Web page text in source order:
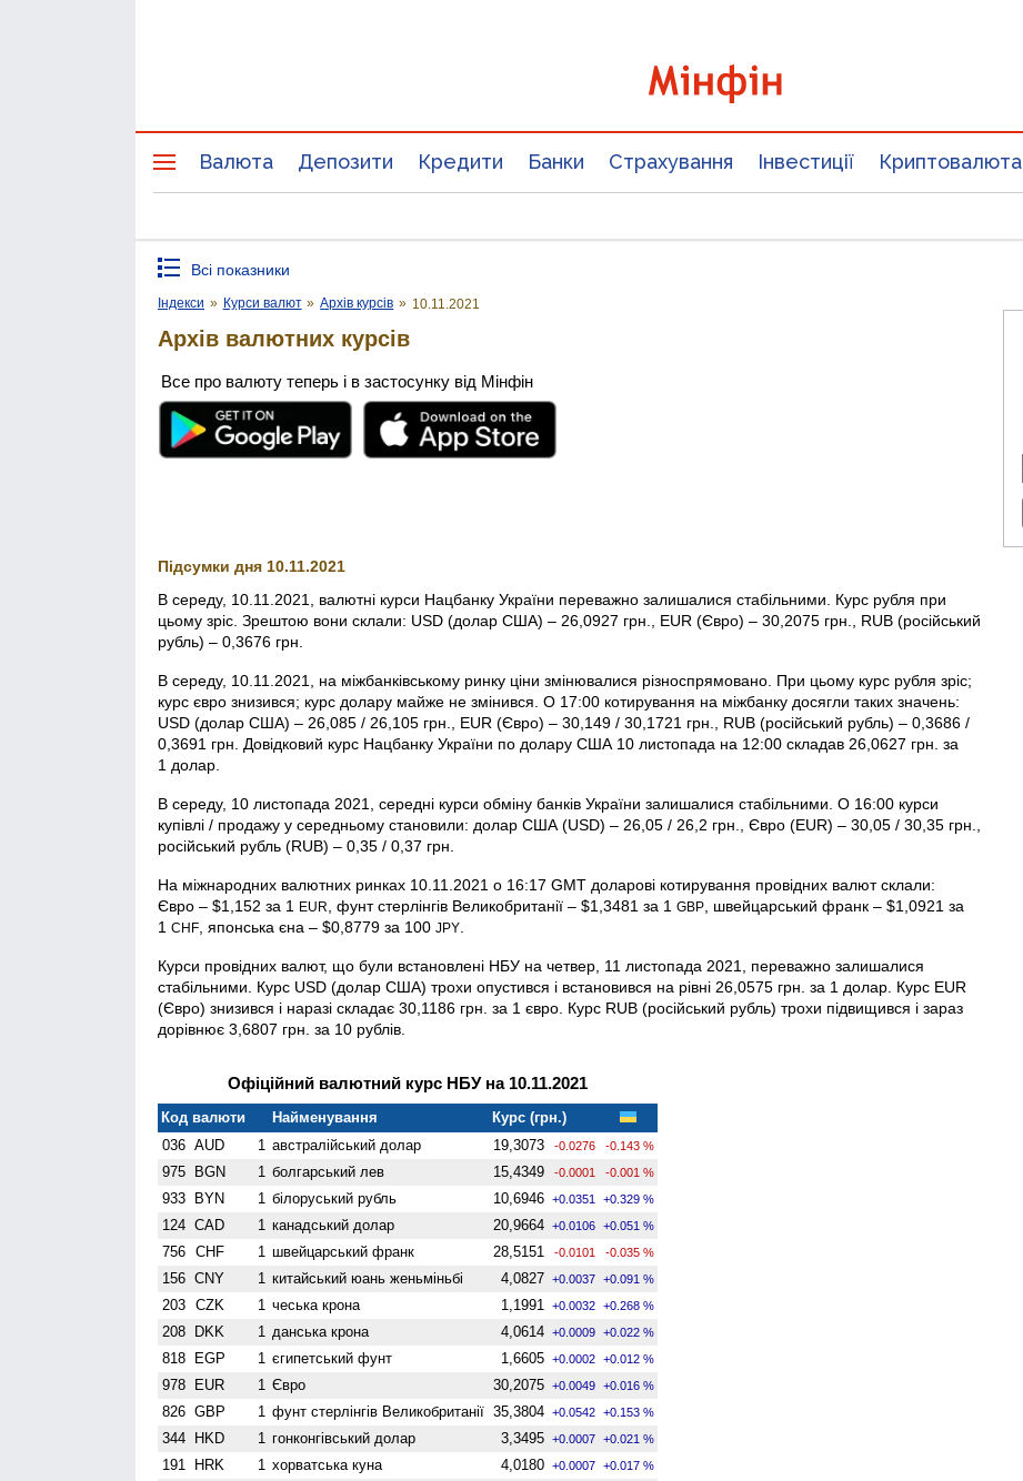
Валюта Депозити Кредити Банки Страхування Інвестиції Криптовалюта
Всі показники
Індекси » Курси валют » Архів курсів » 10.11.2021
Архів валютних курсів
Все про валюту теперь і в застосунку від Мінфін
Підсумки дня 10.11.2021
В середу, 10.11.2021, валютні курси Нацбанку України переважно залишалися стабільними. Курс рубля при
цьому зріс. Зрештою вони склали: USD (долар США) – 26,0927 грн., EUR (Євро) – 30,2075 грн., RUB (російський
рубль) – 0,3676 грн.
В середу, 10.11.2021, на міжбанківському ринку ціни змінювалися різноспрямовано. При цьому курс рубля зріс;
курс євро знизився; курс долару майже не змінився. О 17:00 котирування на міжбанку досягли таких значень:
USD (долар США) – 26,085 / 26,105 грн., EUR (Євро) – 30,149 / 30,1721 грн., RUB (російський рубль) – 0,3686 /
0,3691 грн. Довідковий курс Нацбанку України по долару США 10 листопада на 12:00 складав 26,0627 грн. за
1 долар.
В середу, 10 листопада 2021, середні курси обміну банків України залишалися стабільними. О 16:00 курси
купівлі / продажу у середньому становили: долар США (USD) – 26,05 / 26,2 грн., Євро (EUR) – 30,05 / 30,35 грн.,
російський рубль (RUB) – 0,35 / 0,37 грн.
На міжнародних валютних ринках 10.11.2021 о 16:17 GMT доларові котирування провідних валют склали:
Євро – $1,152 за 1 EUR , фунт стерлінгів Велико­британії – $1,3481 за 1 GBP , швейцарський франк – $1,0921 за
1 CHF , японська єна – $0,8779 за 100 JPY
Курси провідних валют, що були встановлені НБУ на четвер, 11 листопада 2021, переважно залишалися
стабільними. Курс USD (долар США) трохи опустився і встановився на рівні 26,0575 грн. за 1 долар. Курс EUR
(Євро) знизився і наразі складає 30,1186 грн. за 1 євро. Курс RUB (російський рубль) трохи підвищився і зараз
дорівнює 3,6807 грн. за 10 рублів.
Офіційний валютний курс НБУ на 10.11.2021
Код валюти Найменування
Курс (грн.)
036 AUD 1 австралійський долар 19,3073 -0.0276 -0.143 %
975 BGN 1 болгарський лев 15,4349 -0.0001 -0.001 %
933 BYN 1 білоруський рубль 10,6946 +0.0351 +0.329 %
124 CAD 1 канадський долар 20,9664 +0.0106 +0.051 %
756 CHF 1 швейцарський франк 28,5151 -0.0101 -0.035 %
156 CNY 1 китайський юань женьмiньбi 4,0827 +0.0037 +0.091 %
203 CZK 1 чеська крона 1,1991 +0.0032 +0.268 %
208 DKK 1 данська крона 4,0614 +0.0009 +0.022 %
818 EGP 1 єгипетський фунт 1,6605 +0.0002 +0.012 %
978 EUR 1 Євро 30,2075 +0.0049 +0.016 %
826 GBP 1 фунт стерлінгів Велико­британії 35,3804 +0.0542 +0.153 %
344 HKD 1 гонконгівський долар 3,3495 +0.0007 +0.021 %
191 HRK 1 хорватська куна 4,0180 +0.0007 +0.017 %